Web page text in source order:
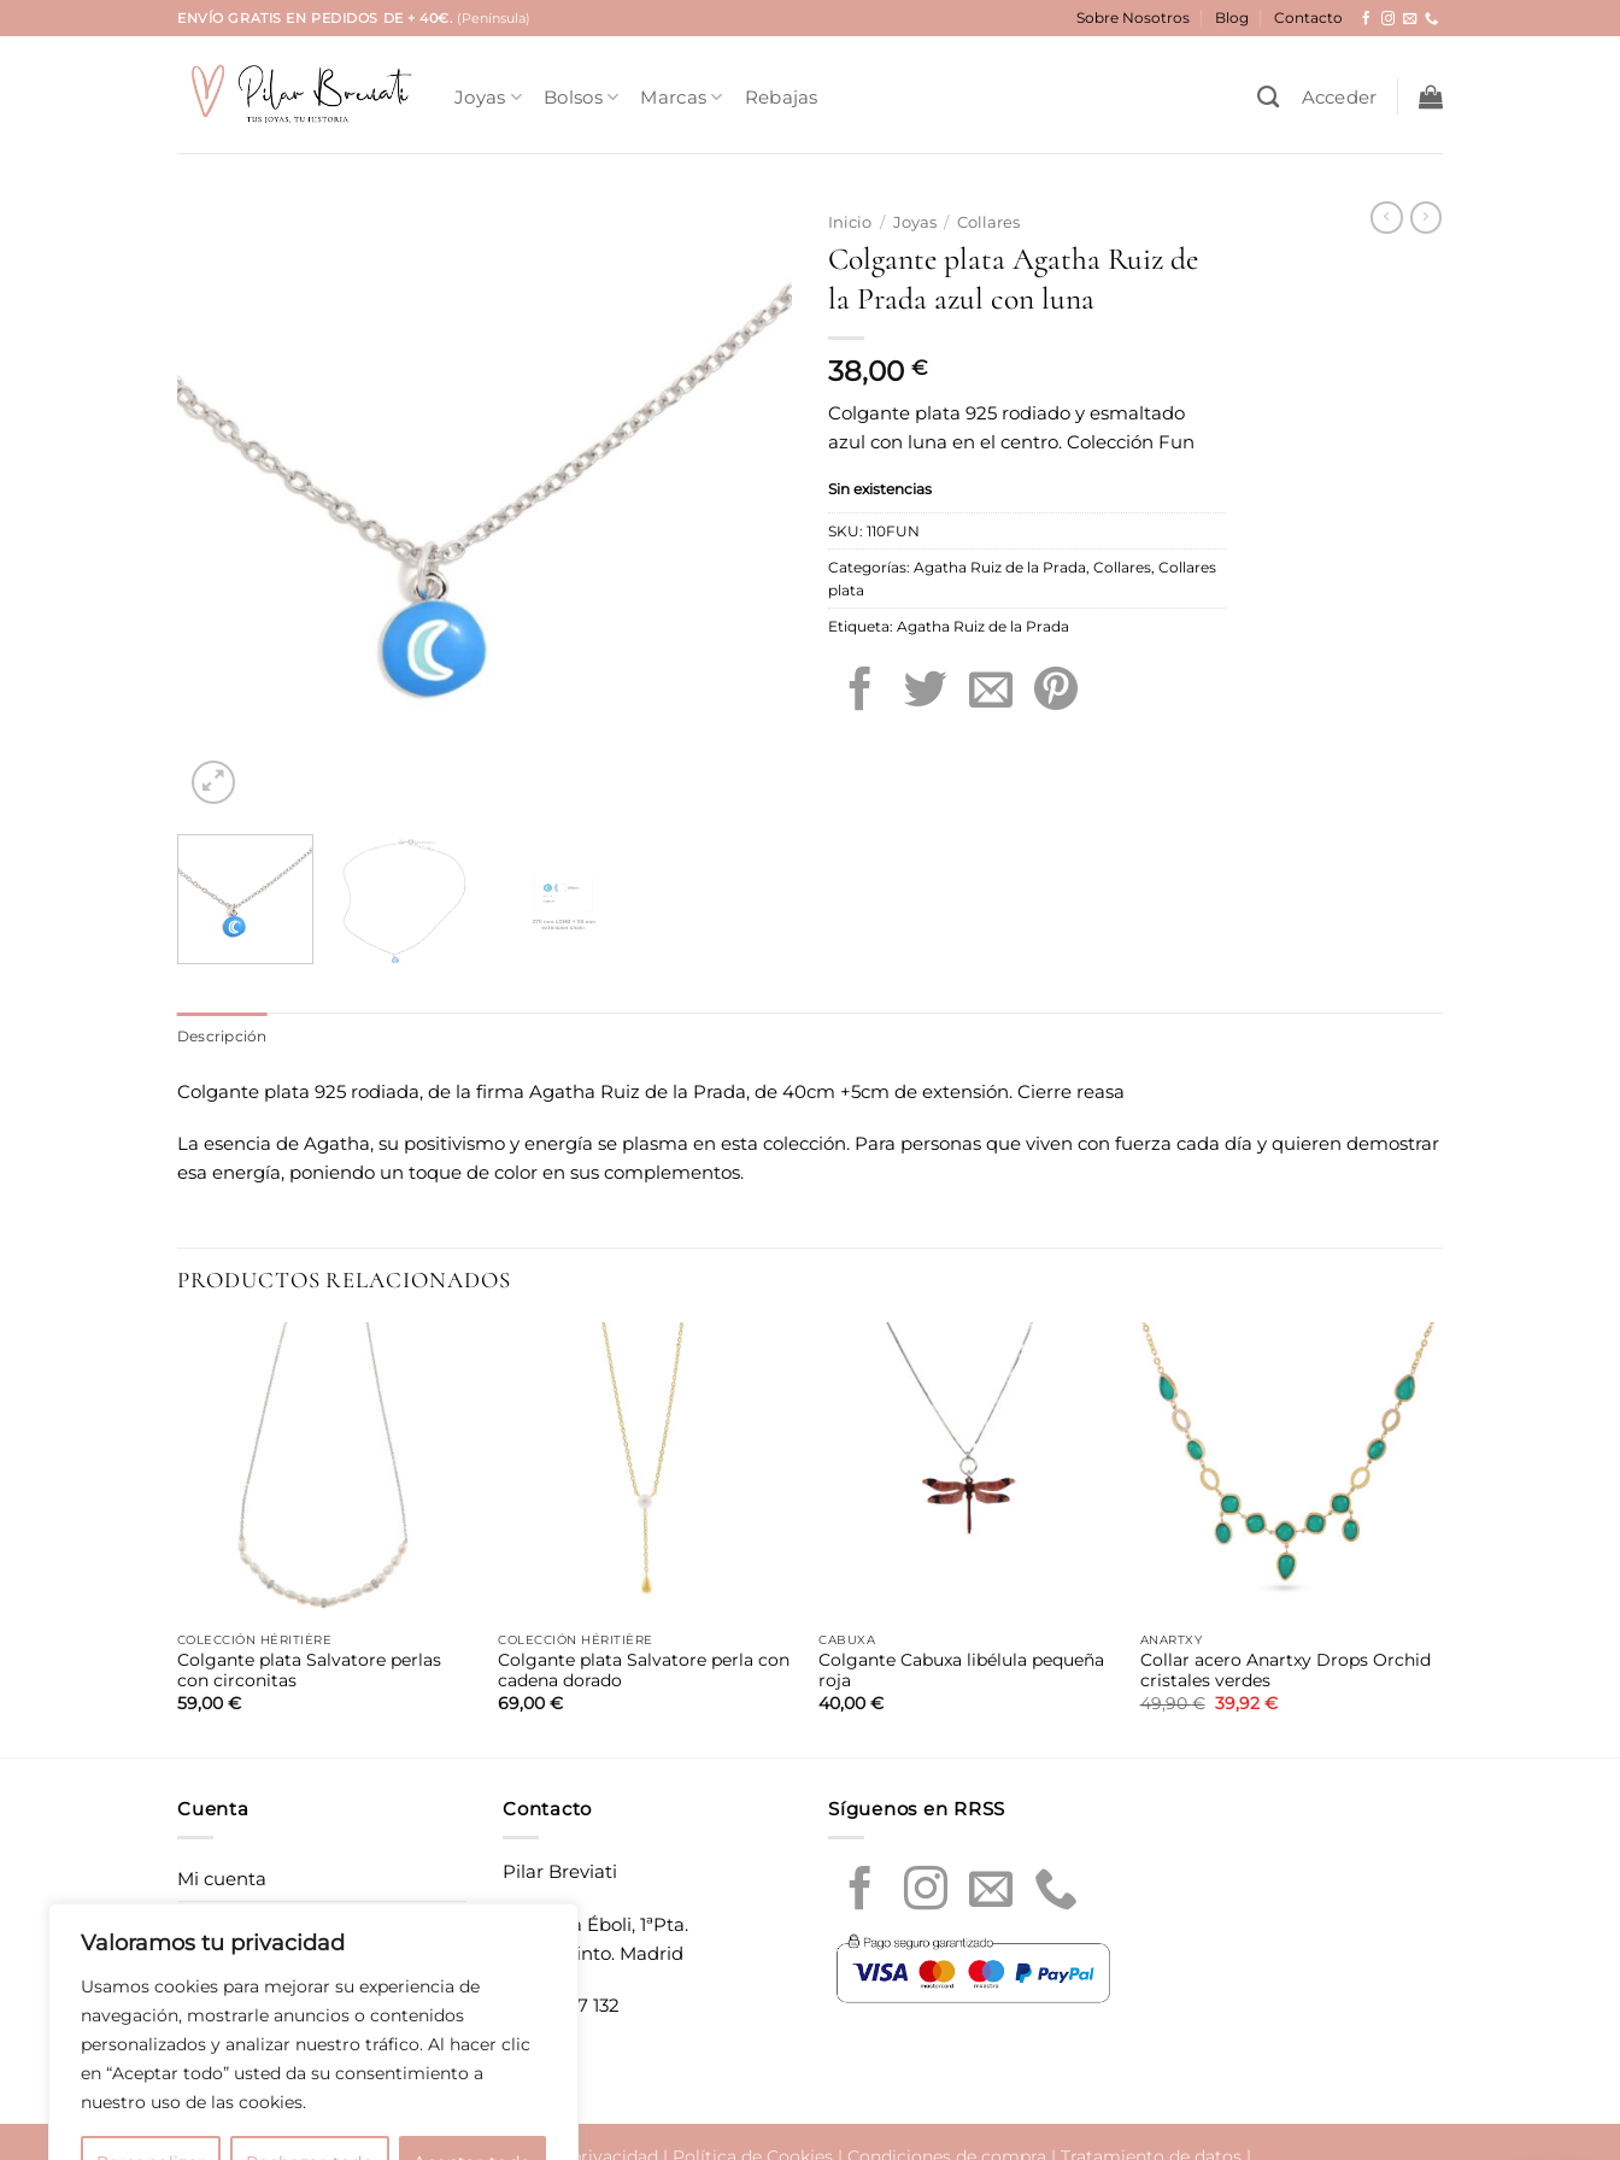
Valoramos tu privacidad
Usamos cookies para mejorar su experiencia de
navegación, mostrarle anuncios o contenidos
personalizados y analizar nuestro tráfico. Al hacer clic
en “Aceptar todo” usted da su consentimiento a
nuestro uso de las cookies.
al
ENVÍO GRATIS EN PEDIDOS DE + 40€. (Península) Sobre Nosotros Blog Contacto
Joyas Bolsos Marcas Rebajas Acceder
lista
de
deseos
Inicio / Joyas / Collares
Colgante plata Agatha Ruiz de
la Prada azul con luna
38,00 €
Colgante plata 925 rodiado y esmaltado
azul con luna en el centro. Colección Fun
Sin existencias
SKU: 110FUN
Categorías: Agatha Ruiz de la Prada, Collares, Collares
plata
Etiqueta: Agatha Ruiz de la Prada
Descripción
Colgante plata 925 rodiada, de la firma Agatha Ruiz de la Prada, de 40cm +5cm de extensión. Cierre reasa
La esencia de Agatha, su positivismo y energía se plasma en esta colección. Para personas que viven con fuerza cada día y quieren demostrar
esa energía, poniendo un toque de color en sus complementos.
PRODUCTOS RELACIONADOS
COLECCIÓN HÉRITIÈRE
Colgante plata Salvatore perlas
con circonitas
59,00 €
COLECCIÓN HÉRITIÈRE
Colgante plata Salvatore perla con
cadena dorado
69,00€
CABUXA
Colgante Cabuxa libélula pequeña
roja
40,00€
Añadir
a la
lista de
deseos
ANARTXY
Collar acero Anartxy Drops Orchid
cristales verdes
49,90€ El
precio
39,92 €El
Cuenta
Mi cuenta
Devoluciones
Derecho de desistimiento
Contacto
Pilar Breviati
CC Plaza Éboli, 1ªPta.
28320 Pinto. Madrid
T 675 897 132
Síguenos en RRSS